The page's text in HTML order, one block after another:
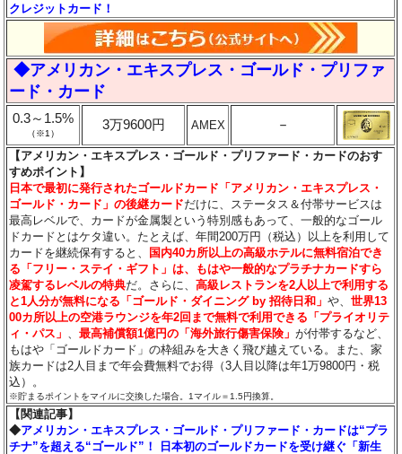
クレジットカード！
◆アメリカン・エキスプレス・ゴールド・プリファ
ード・カード
0.3～1.5%
（※1）
3万9600円 AMEX －
【アメリカン・エキスプレス・ゴールド・プリファード・カードのおす
すめポイント】
日本で最初に発行されたゴールドカード「アメリカン・エキスプレス・
ゴールド・カード」の後継カードだけに、ステータス＆付帯サービスは
最高レベルで、カードが金属製という特別感もあって、一般的なゴール
ドカードとはケタ違い。たとえば、年間200万円（税込）以上を利用して
カードを継続保有すると、 国内40カ所以上の高級ホテルに無料宿泊でき
る「フリー・ステイ・ギフト」は、もはや一般的なプラチナカードすら
凌駕するレベルの特典だ。さらに、高級レストランを2人以上で利用する
と1人分が無料になる「ゴールド・ダイニング by 招待日和」や、世界13
00カ所以上の空港ラウンジを年2回まで無料で利用できる「プライオリテ
ィ・パス」
、最高補償額1億円の「海外旅行傷害保険」が付帯するなど、
もはや「ゴールドカード」の枠組みを大きく飛び越えている。また、家
族カードは2人目まで年会費無料でお得（3人目以降は年1万9800円・税
込）。
※貯まるポイントをマイルに交換した場合。1マイル＝1.5円換算。
【関連記事】
◆アメリカン・エキスプレス・ゴールド・プリファード・カードは“プラ
チナ”を超える“ゴールド”！ 日本初のゴールドカードを受け継ぐ「新生